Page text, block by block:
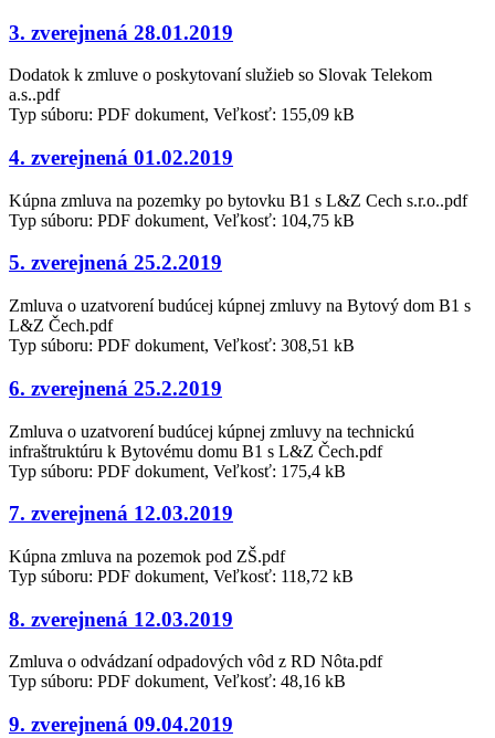
3. zverejnená 28.01.2019
Dodatok k zmluve o poskytovaní služieb so Slovak Telekom
a.s..pdf
Typ súboru: PDF dokument, Veľkosť: 155,09 kB
4. zverejnená 01.02.2019
Kúpna zmluva na pozemky po bytovku B1 s L&Z Cech s.r.o..pdf
Typ súboru: PDF dokument, Veľkosť: 104,75 kB
5. zverejnená 25.2.2019
Zmluva o uzatvorení budúcej kúpnej zmluvy na Bytový dom B1 s
L&Z Čech.pdf
Typ súboru: PDF dokument, Veľkosť: 308,51 kB
6. zverejnená 25.2.2019
Zmluva o uzatvorení budúcej kúpnej zmluvy na technickú
infraštruktúru k Bytovému domu B1 s L&Z Čech.pdf
Typ súboru: PDF dokument, Veľkosť: 175,4 kB
7. zverejnená 12.03.2019
Kúpna zmluva na pozemok pod ZŠ.pdf
Typ súboru: PDF dokument, Veľkosť: 118,72 kB
8. zverejnená 12.03.2019
Zmluva o odvádzaní odpadových vôd z RD Nôta.pdf
Typ súboru: PDF dokument, Veľkosť: 48,16 kB
9. zverejnená 09.04.2019